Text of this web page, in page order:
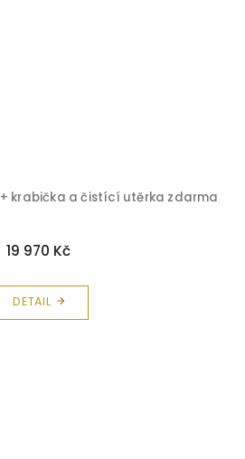
+ krabička a čistící utěrka zdarma
19 970 Kč
DETAIL